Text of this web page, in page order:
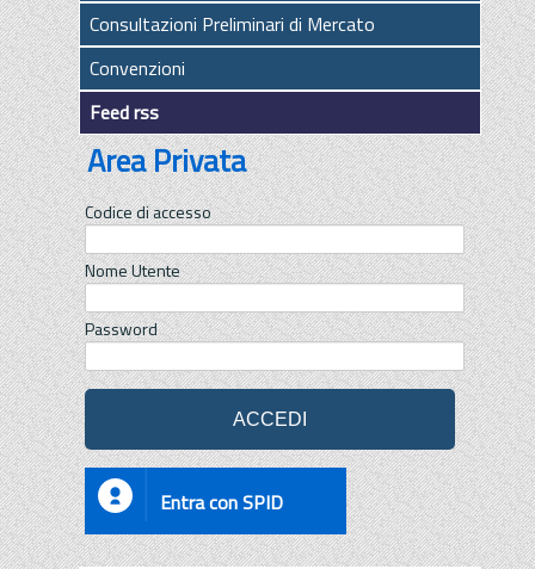
Consultazioni Preliminari di Mercato
Convenzioni
Feed rss
Area Privata
Codice di accesso
Nome Utente
Password
Entra con SPID